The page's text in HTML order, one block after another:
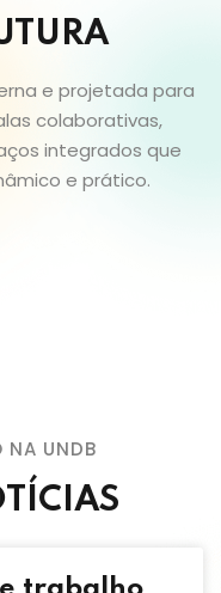
e projetada para
colaborativas,
integrados que
e prático.
NA UNDB